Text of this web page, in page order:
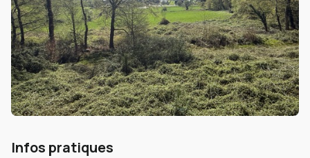
Infos pratiques